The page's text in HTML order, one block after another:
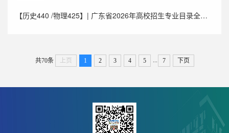
【历史440 /物理425】| 广东省2026年高校招生专业目录全文抢先看（文末下载）
共70条 上页 1 2 3 4 5 7 下页